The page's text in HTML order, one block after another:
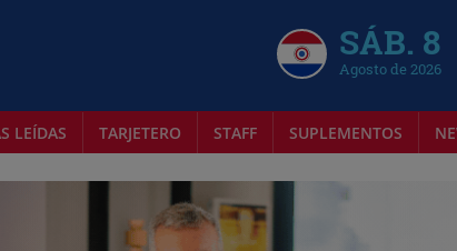
SÁB. 8
Agosto de 2026
LEÍDAS TARJETERO STAFF SUPLEMENTOS